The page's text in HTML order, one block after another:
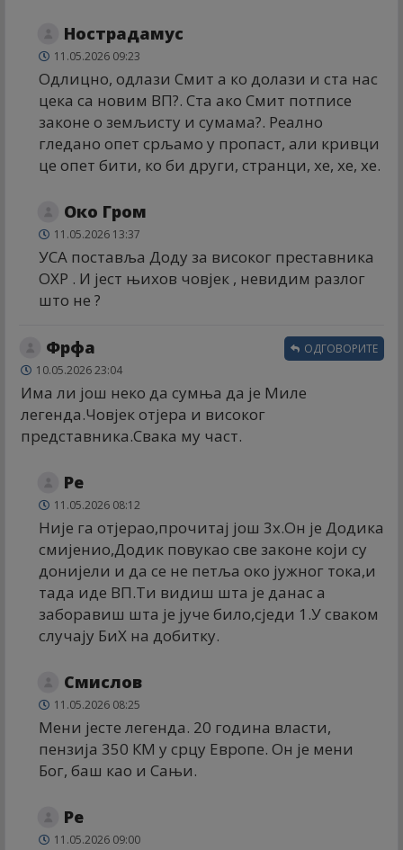
Нострадамус
11.05.2026 09:23
Одлицно, одлази Смит а ко долази и ста нас
цека са новим ВП?. Ста ако Смит потписе
законе о земљисту и сумама?. Реално
гледано опет срљамо у пропаст, али кривци
це опет бити, ко би други, странци, хе, хе, хе.
Око Гром
11.05.2026 13:37
УСА поставља Доду за високог преставника
ОХР . И јест њихов човјек , невидим разлог
што не ?
Фрфа
10.05.2026 23:04
Има ли још неко да сумња да је Миле
легенда.Човјек отјера и високог
представника.Свака му част.
ОДГОВОРИТЕ
Ре
11.05.2026 08:12
Није га отјерао,прочитај још 3x.Он је Додика
смијенио,Додик повукао све законе који су
донијели и да се не петља око јужног тока,и
тада иде ВП.Ти видиш шта је данас а
заборавиш шта је јуче било,сједи 1.У сваком
случају БиХ на добитку.
Смислов
11.05.2026 08:25
Мени јесте легенда. 20 година власти,
пензија 350 КМ у срцу Европе. Он је мени
Бог, баш као и Сањи.
Ре
11.05.2026 09:00